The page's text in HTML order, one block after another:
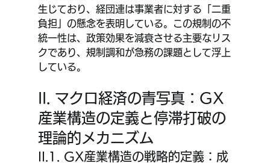
生じており、経団連は事業者に対する「二重
負担」の懸念を表明している。この規制の不
統一性は、政策効果を減衰させる主要なリス
クであり、規制調和が急務の課題として浮上
している。
II. マクロ経済の青写真：GX
産業構造の定義と停滞打破の
理論的メカニズム
II.1. GX産業構造の戦略的定義：成